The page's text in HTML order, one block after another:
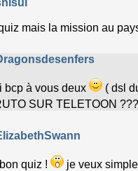
mais la mission au
bcp à vous deux
( dsl
SUR TELETOON
quiz !
je veux